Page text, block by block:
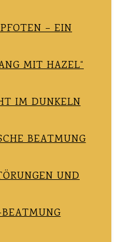
– EIN
MIT HAZEL“
IM DUNKELN
BEATMUNG
UND